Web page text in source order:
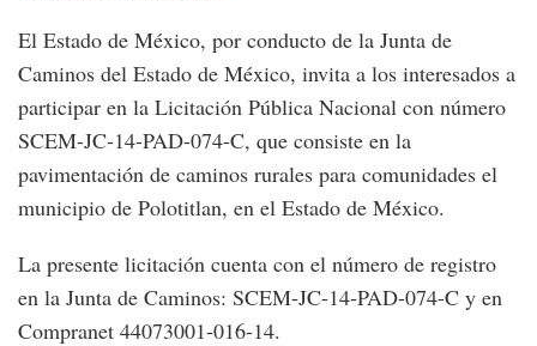
El Estado de México, por conducto de la Junta de
Caminos del Estado de México, invita a los interesados a
participar en la Licitación Pública Nacional con número
SCEM-JC-14-PAD-074-C, que consiste en la
pavimentación de caminos rurales para comunidades el
municipio de Polotitlan, en el Estado de México.
La presente licitación cuenta con el número de registro
en la Junta de Caminos: SCEM-JC-14-PAD-074-C y en
Compranet 44073001-016-14.